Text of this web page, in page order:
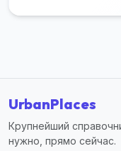
UrbanPlaces
Крупнейший
нужно, прямо сейчас.